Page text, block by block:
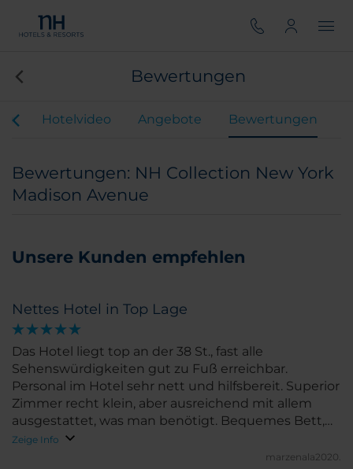
Bewertungen
Hotelvideo Angebote Bewertungen
Bewertungen: NH Collection New York
Madison Avenue
Unsere Kunden empfehlen
Nettes Hotel in Top Lage
Das Hotel liegt top an der 38 St., fast alle
Sehenswürdigkeiten gut zu Fuß erreichbar.
Personal im Hotel sehr nett und hilfsbereit. Superior
Zimmer recht klein, aber ausreichend mit allem
ausgestattet, was man benötigt. Bequemes Bett,
zwei unterschiedlich große Kissen zur Auswahl.
Pflegeprodukte im Bad vorhanden. Sauber, jeden
Zeige Info
marzenala2020.